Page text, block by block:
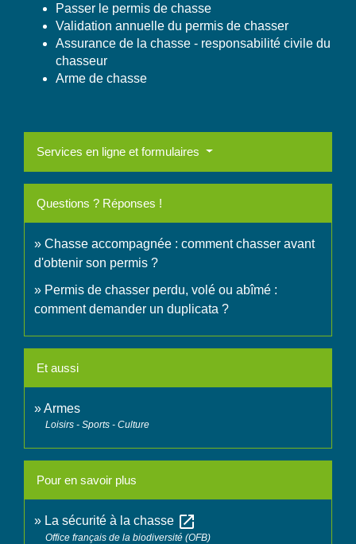
Passer le permis de chasse
Validation annuelle du permis de chasser
Assurance de la chasse - responsabilité civile du
chasseur
Arme de chasse
Services en ligne et formulaires
Questions ? Réponses !
Chasse accompagnée : comment chasser avant
d'obtenir son permis ?
Permis de chasser perdu, volé ou abîmé :
comment demander un duplicata ?
Et aussi
Armes
Loisirs - Sports - Culture
Pour en savoir plus
La sécurité à la chasse open_in_new
Office français de la biodiversité (OFB)